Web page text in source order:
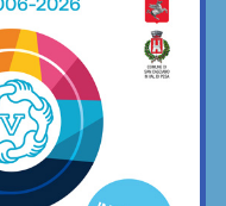
sette anni da quando
dei Ragazzi, a